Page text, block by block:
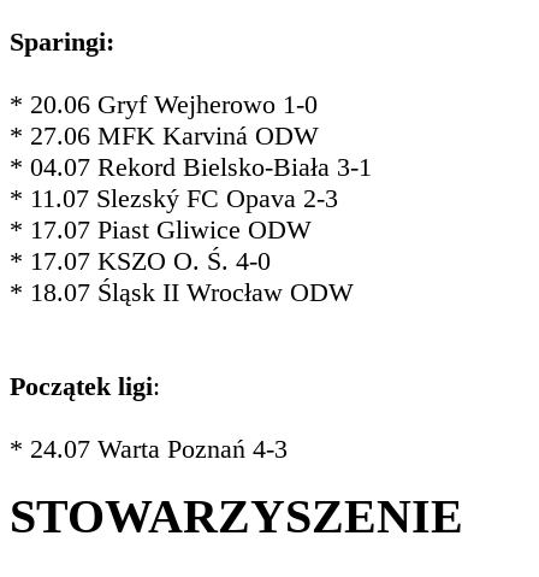
Sparingi:
* 20.06 Gryf Wejherowo 1-0
* 27.06 MFK Karviná ODW
* 04.07 Rekord Bielsko-Biała 3-1
* 11.07 Slezský FC Opava 2-3
* 17.07 Piast Gliwice ODW
* 17.07 KSZO O. Ś. 4-0
* 18.07 Śląsk II Wrocław ODW
Początek ligi:
* 24.07 Warta Poznań 4-3
STOWARZYSZENIE